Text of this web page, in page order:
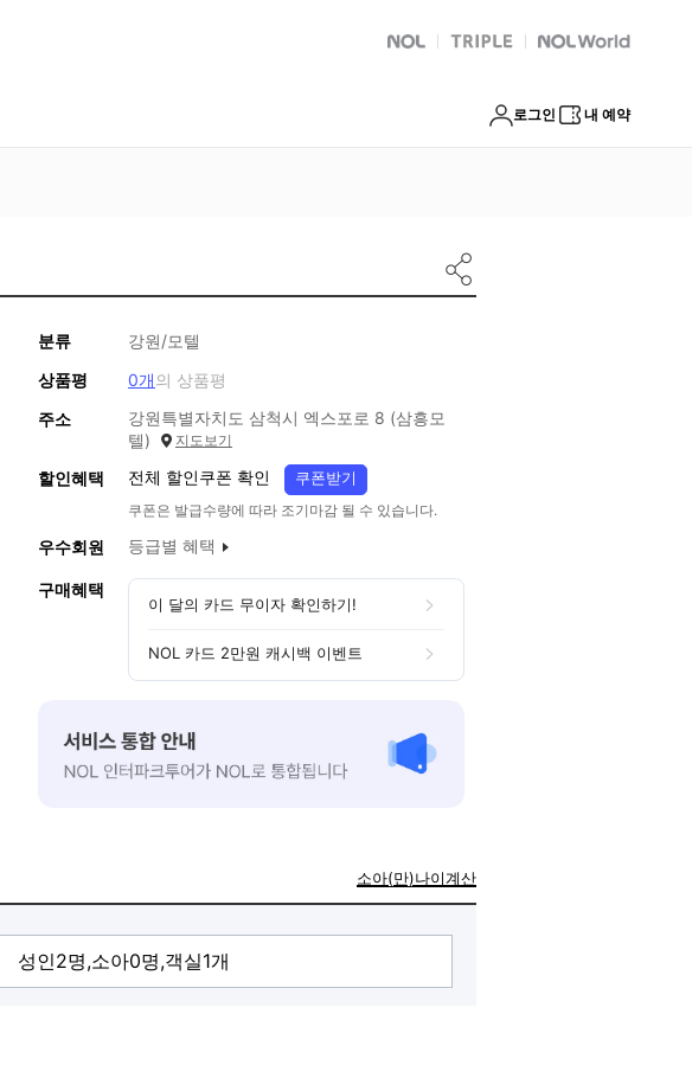
NOL 트리플 Global Interpark
로그인 내 예약
분류
강원/모텔
상품평
0개의 상품평
주소
강원특별자치도 삼척시 엑스포로 8 (삼흥모
텔)
지도보기
할인혜택 전체 할인쿠폰 확인 쿠폰받기
쿠폰은 발급수량에 따라 조기마감 될 수 있습니다.
우수회원 등급별 혜택
구매혜택
이 달의 카드 무이자 확인하기!
NOL 카드 2만원 캐시백 이벤트
소아(만)나이계산